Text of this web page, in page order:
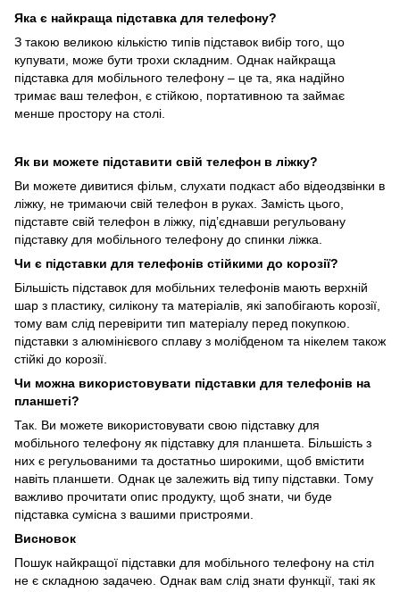
Яка є найкраща підставка для телефону?
З такою великою кількістю типів підставок вибір того, що
купувати, може бути трохи складним. Однак найкраща
підставка для мобільного телефону – це та, яка надійно
тримає ваш телефон, є стійкою, портативною та займає
менше простору на столі.
Як ви можете підставити свій телефон в ліжку?
Ви можете дивитися фільм, слухати подкаст або відеодзвінки в
ліжку, не тримаючи свій телефон в руках. Замість цього,
підставте свій телефон в ліжку, під’єднавши регульовану
підставку для мобільного телефону до спинки ліжка.
Чи є підставки для телефонів стійкими до корозії?
Більшість підставок для мобільних телефонів мають верхній
шар з пластику, силікону та матеріалів, які запобігають корозії,
тому вам слід перевірити тип матеріалу перед покупкою.
підставки з алюмінієвого сплаву з молібденом та нікелем також
стійкі до корозії.
Чи можна використовувати підставки для телефонів на
планшеті?
Так. Ви можете використовувати свою підставку для
мобільного телефону як підставку для планшета. Більшість з
них є регульованими та достатньо широкими, щоб вмістити
навіть планшети. Однак це залежить від типу підставки. Тому
важливо прочитати опис продукту, щоб знати, чи буде
підставка сумісна з вашими пристроями.
Висновок
Пошук найкращої підставки для мобільного телефону на стіл
не є складною задачею. Однак вам слід знати функції, такі як